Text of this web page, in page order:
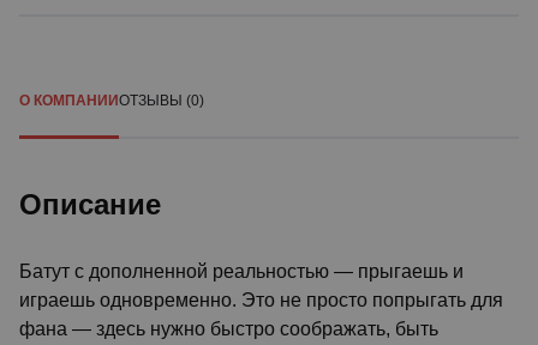
О КОМПАНИИОТЗЫВЫ (0)
Описание
Батут с дополненной реальностью — прыгаешь и
играешь одновременно. Это не просто попрыгать для
фана — здесь нужно быстро соображать, быть